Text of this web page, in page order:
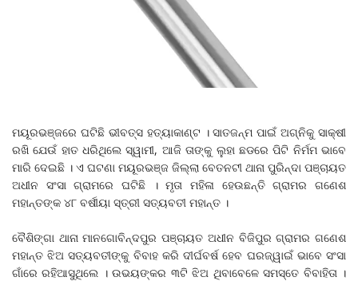
ମୟୂରଭଞ୍ଜରେ ଘଟିଛି ଭୀବତ୍ସ ହତ୍ୟାକାଣ୍ଟ । ସାତଜନ୍ମ ପାଇଁ ଅଗ୍ନିକୁ ସାକ୍ଷୀ
ରଖି ଯେଉଁ ହାତ ଧରିଥିଲେ ସ୍ୱାମୀ, ଆଜି ତାଙ୍କୁ ଲୁହା ଛଡରେ ପିଟି ନିର୍ମମ ଭାବେ
ମାରି ଦେଇଛି । ଏ ଘଟଣା ମୟୂରଭଞ୍ଜ ଜିଲ୍ଲା ବେତନଟୀ ଥାନା ପୁରିନ୍ଦା ପଞ୍ଚାୟତ
ଅଧୀନ ସଂସା ଗ୍ରାମରେ ଘଟିଛି । ମୃତା ମହିଳା ହେଉଛନ୍ତି ଗ୍ରାମର ଗଣେଶ
ମହାନ୍ତଙ୍କ ୪୮ ବର୍ଷୀୟା ସ୍ତ୍ରୀ ସତ୍ୟବତୀ ମହାନ୍ତ ।
ବୈଶିଙ୍ଗା ଥାନା ମାନଗୋବିନ୍ଦପୁର ପଞ୍ଚାୟତ ଅଧୀନ ବିଜିପୁର ଗ୍ରାମର ଗଣେଶ
ମହାନ୍ତ ଝିଅ ସତ୍ୟବତୀଙ୍କୁ ବିବାହ କରି ଦୀର୍ଘବର୍ଷ ହେବ ଘରଜ୍ୱାଇଁ ଭାବେ ସଂସା
ଗାଁରେ ରହିଆସୁଥିଲେ । ଉଭୟଙ୍କର ୩ଟି ଝିଅ ଥିବାବେଳେ ସମସ୍ତେ ବିବାହିତା ।